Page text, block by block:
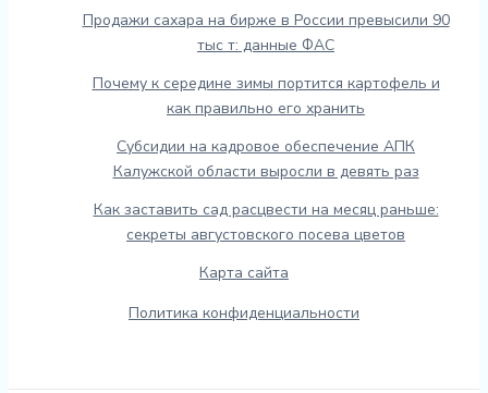
Продажи сахара на бирже в России превысили 90
тыс т: данные ФАС
Почему к середине зимы портится картофель и
как правильно его хранить
Субсидии на кадровое обеспечение АПК
Калужской области выросли в девять раз
Как заставить сад расцвести на месяц раньше:
секреты августовского посева цветов
Карта сайта
Политика конфиденциальности